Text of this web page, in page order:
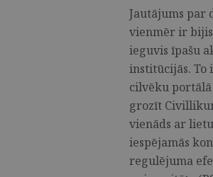
Jautājums par
vienmēr ir
ieguvis īpašu
institūcijās. To
cilvēku
grozīt
vienāds ar
iespējamās
regulējuma